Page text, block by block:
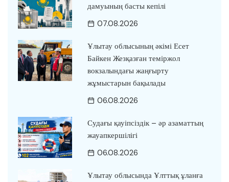
дамуының басты кепілі
07.08.2026
Ұлытау облысының әкімі Есет
Байкен Жезқазған теміржол
вокзалындағы жаңғырту
жұмыстарын бақылады
06.08.2026
Судағы қауіпсіздік – әр азаматтың
жауапкершілігі
06.08.2026
Ұлытау облысында Ұлттық ұланға